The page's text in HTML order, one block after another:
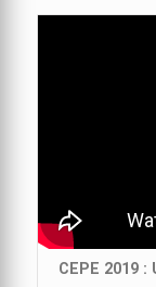
CEPE 2019 :